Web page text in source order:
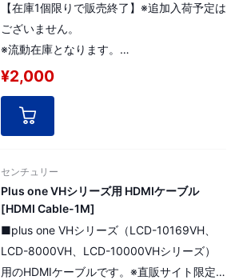
【在庫1個限りで販売終了】※追加入荷予定は
ございません。
※流動在庫となります。
※※カート非表示となった際は、入れ違いで
LCD-8000Vシリーズ、LCD-8000VHシリー
ズ、LCD-7000VHシリーズでご利用いただ
※充電用USBケーブルは付属しておりませ
ん。
※10.1インチモデル（LCD-10000シリーズ
等）にはご利用頂けませんのでご注意くださ
い。
¥2,000
センチュリー
Plus one VHシリーズ用 HDMIケーブル
[HDMI Cable-1M]
■plus one VHシリーズ（LCD-10169VH、
LCD-8000VH、LCD-10000VHシリーズ）
用のHDMIケーブルです。※直販サイト限定